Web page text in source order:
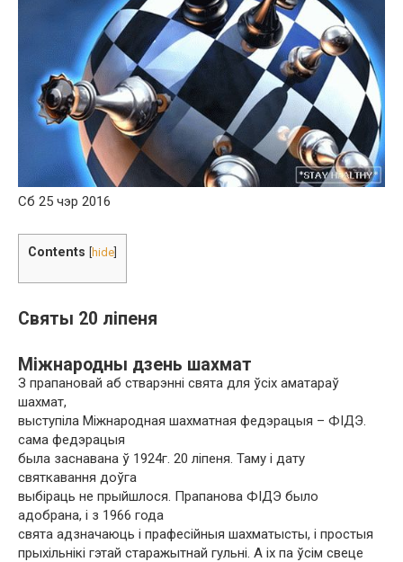
Сб 25 чэр 2016
Contents hide
Святы 20 ліпеня
Міжнародны дзень шахмат
З прапановай аб стварэнні свята для ўсіх аматараў
шахмат,
выступіла Міжнародная шахматная федэрацыя – ФІДЭ.
сама федэрацыя
была заснавана ў 1924г. 20 ліпеня. Таму і дату
святкавання доўга
выбіраць не прыйшлося. Прапанова ФІДЭ было
адобрана, і з 1966 года
свята адзначаюць і прафесійныя шахматысты, і простыя
прыхільнікі гэтай старажытнай гульні. А іх па ўсім свеце